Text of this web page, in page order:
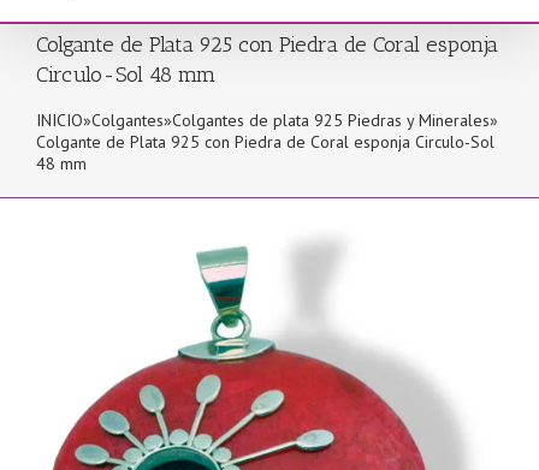
Colgante de Plata 925 con Piedra de Coral esponja
Circulo-Sol 48 mm
INICIO»Colgantes»Colgantes de plata 925 Piedras y Minerales»
Colgante de Plata 925 con Piedra de Coral esponja Circulo-Sol
48 mm